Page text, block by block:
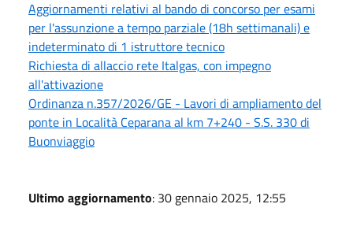
Aggiornamenti relativi al bando di concorso per esami
per l'assunzione a tempo parziale (18h settimanali) e
indeterminato di 1 istruttore tecnico
Richiesta di allaccio rete Italgas, con impegno
all'attivazione
Ordinanza n.357/2026/GE - Lavori di ampliamento del
ponte in Località Ceparana al km 7+240 - S.S. 330 di
Buonviaggio
Ultimo aggiornamento: 30 gennaio 2025, 12:55